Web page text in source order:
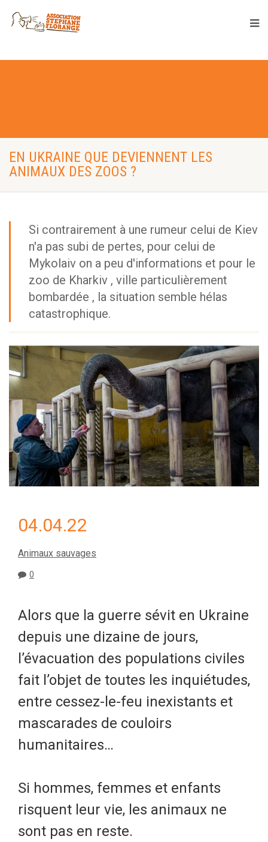
EN UKRAINE QUE DEVIENNENT LES
ANIMAUX DES ZOOS ?
Si contrairement à une rumeur celui de Kiev
n'a pas subi de pertes, pour celui de
Mykolaiv on a peu d'informations et pour le
zoo de Kharkiv , ville particulièrement
bombardée , la situation semble hélas
catastrophique.
04.04.22
Animaux sauvages
0
Alors que la guerre sévit en Ukraine
depuis une dizaine de jours,
l’évacuation des populations civiles
fait l’objet de toutes les inquiétudes,
entre cessez-le-feu inexistants et
mascarades de couloirs
humanitaires…
Si hommes, femmes et enfants
risquent leur vie, les animaux ne
sont pas en reste.